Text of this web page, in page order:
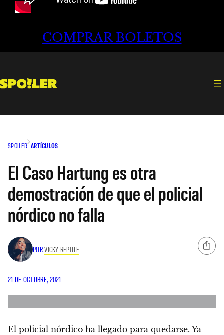
COMPRAR BOLETOS
SPOILER ARTÍCULOS
El Caso Hartung es otra
demostración de que el policial
nórdico no falla
PORVICKY REPTILE
21 DE OCTUBRE, 2021
El policial nórdico ha llegado para quedarse. Ya